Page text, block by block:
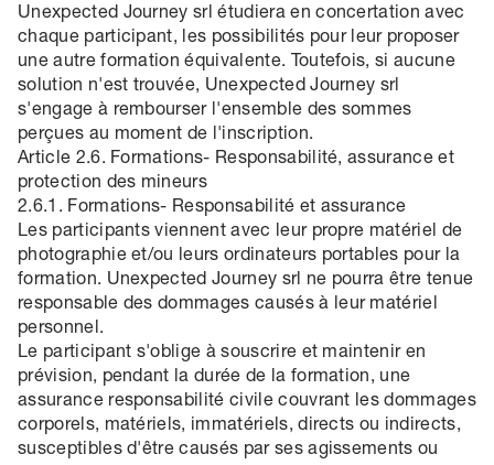
Unexpected Journey srl étudiera en concertation avec
chaque participant, les possibilités pour leur proposer
une autre formation équivalente. Toutefois, si aucune
solution n'est trouvée, Unexpected Journey srl
s'engage à rembourser l'ensemble des sommes
perçues au moment de l'inscription.
Article 2.6. Formations- Responsabilité, assurance et
protection des mineurs
2.6.1. Formations- Responsabilité et assurance
Les participants viennent avec leur propre matériel de
photographie et/ou leurs ordinateurs portables pour la
formation. Unexpected Journey srl ne pourra être tenue
responsable des dommages causés à leur matériel
personnel.
Le participant s'oblige à souscrire et maintenir en
prévision, pendant la durée de la formation, une
assurance responsabilité civile couvrant les dommages
corporels, matériels, immatériels, directs ou indirects,
susceptibles d'être causés par ses agissements ou